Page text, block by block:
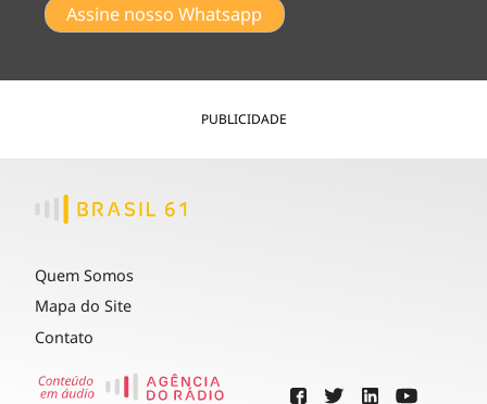
Assine nosso Whatsapp
PUBLICIDADE
Quem Somos
Mapa do Site
Contato